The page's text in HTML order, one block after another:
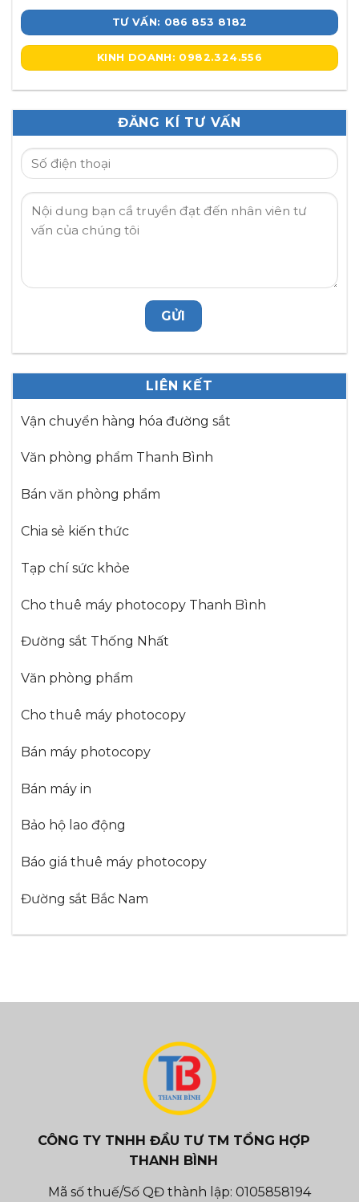
TƯ VẤN: 086 853 8182
KINH DOANH: 0982.324.556
ĐĂNG KÍ TƯ VẤN
LIÊN KẾT
Vận chuyển hàng hóa đường sắt
Văn phòng phẩm Thanh Bình
Bán văn phòng phẩm
Chia sẻ kiến thức
Tạp chí sức khỏe
Cho thuê máy photocopy Thanh Bình
Đường sắt Thống Nhất
Văn phòng phẩm
Cho thuê máy photocopy
Bán máy photocopy
Bán máy in
Bảo hộ lao động
Báo giá thuê máy photocopy
Đường sắt Bắc Nam
CÔNG TY TNHH ĐẦU TƯ TM TỔNG HỢP
THANH BÌNH
Mã số thuế/Số QĐ thành lập: 0105858194